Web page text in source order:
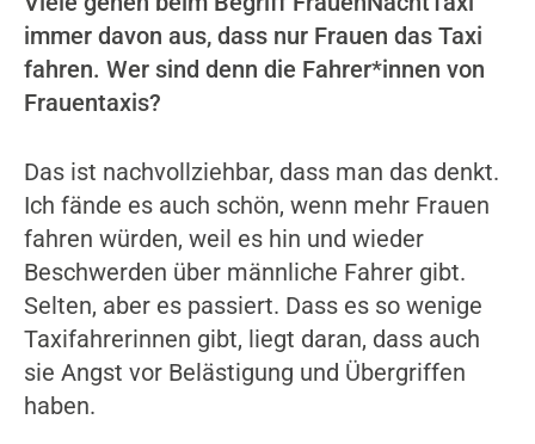
immer davon aus, dass nur Frauen das Taxi
fahren. Wer sind denn die Fahrer*innen von
Frauentaxis?
Das ist nachvollziehbar, dass man das denkt.
Ich fände es auch schön, wenn mehr Frauen
fahren würden, weil es hin und wieder
Beschwerden über männliche Fahrer gibt.
Selten, aber es passiert. Dass es so wenige
Taxifahrerinnen gibt, liegt daran, dass auch
sie Angst vor Belästigung und Übergriffen
haben.